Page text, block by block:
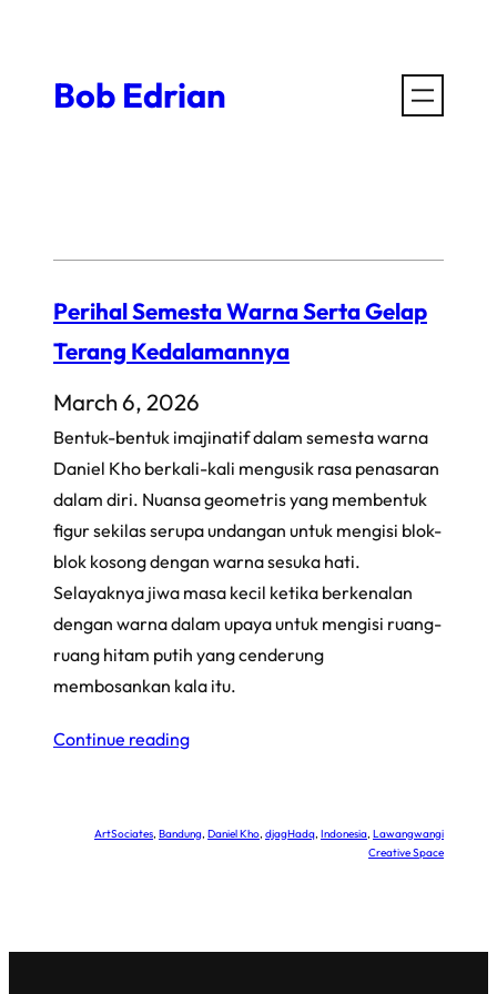
contentBob Edrian
Perihal Semesta Warna Serta Gelap
Terang Kedalamannya
March 6, 2026
Bentuk-bentuk imajinatif dalam semesta warna
Daniel Kho berkali-kali mengusik rasa penasaran
dalam diri. Nuansa geometris yang membentuk
figur sekilas serupa undangan untuk mengisi blok-
blok kosong dengan warna sesuka hati.
Selayaknya jiwa masa kecil ketika berkenalan
dengan warna dalam upaya untuk mengisi ruang-
ruang hitam putih yang cenderung
membosankan kala itu.
Continue reading
ArtSociates, Bandung, Daniel Kho, djagHadq, Indonesia, Lawangwangi
Creative Space